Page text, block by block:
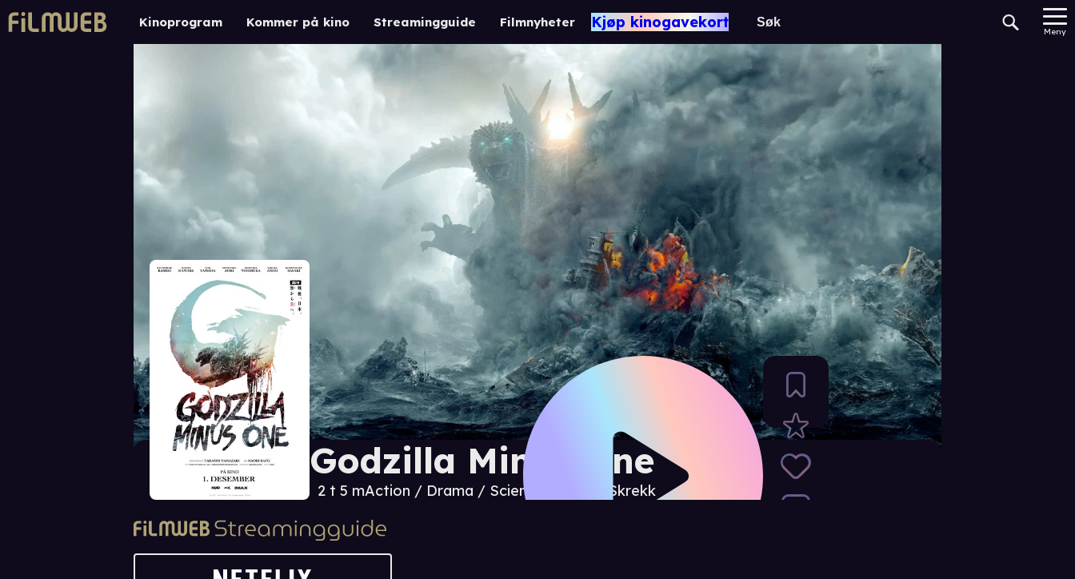
Kinoprogram Kommer på kino Streamingguide Filmnyheter Kjøp kinogavekort
Meny
Godzilla Minus One
2 t 5 mAction / Drama / Science fiction / Skrekk